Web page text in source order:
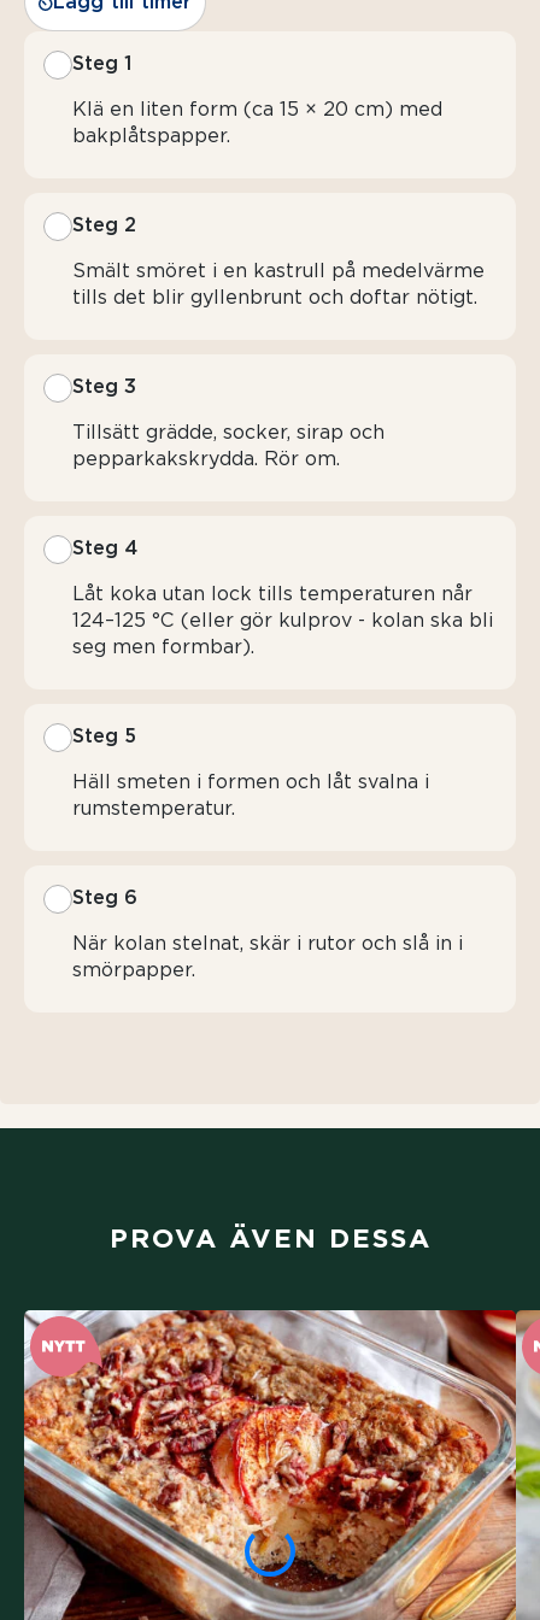
Steg 1
Klä en liten form (ca 15 × 20 cm) med
bakplåtspapper.
Steg 2
Smält smöret i en kastrull på medelvärme
tills det blir gyllenbrunt och doftar nötigt.
Steg 3
Tillsätt grädde, socker, sirap och
pepparkakskrydda. Rör om.
Steg 4
Låt koka utan lock tills temperaturen når
124–125 °C (eller gör kulprov - kolan ska bli
seg men formbar).
Steg 5
Häll smeten i formen och låt svalna i
rumstemperatur.
Steg 6
När kolan stelnat, skär i rutor och slå in i
smörpapper.
PROVA ÄVEN DESSA